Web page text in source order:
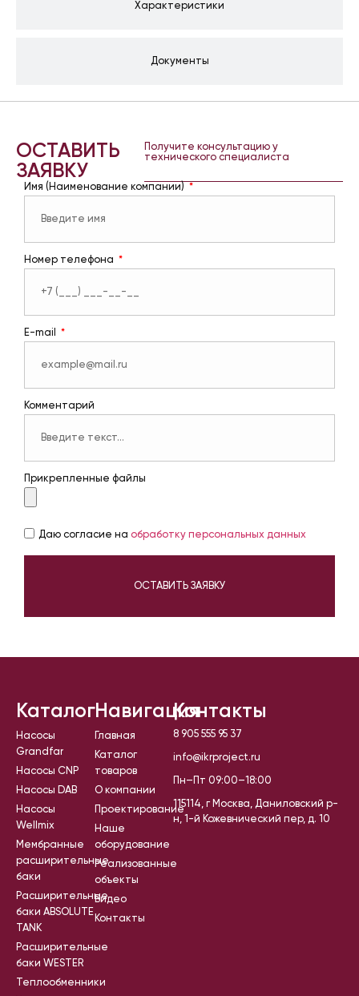
Характеристики
Документы
ОСТАВИТЬ
ЗАЯВКУ
Получите консультацию у
технического специалиста
Имя (Наименование компании)
Номер телефона
E-mail
Комментарий
Прикрепленные файлы
Даю согласие на обработку персональных данных
ОСТАВИТЬ ЗАЯВКУ
Каталог
Насосы
Grandfar
Насосы CNP
Насосы DAB
Насосы
Wellmix
Мембранные
расширительные
баки
Расширительные
баки ABSOLUTE
TANK
Расширительные
баки WESTER
Теплообменники
Навигация
Главная
Каталог
товаров
О компании
Проектирование
Наше
оборудование
Реализованные
объекты
Видео
Контакты
Контакты
8 905 555 95 37
info@ikrproject.ru
Пн–Пт 09:00–18:00
115114, г Москва, Даниловский р-
н, 1-й Кожевнический пер, д. 10